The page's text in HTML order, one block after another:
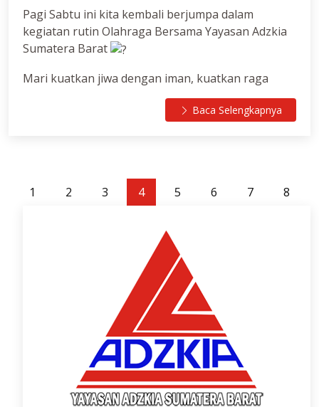
Pagi Sabtu ini kita kembali berjumpa dalam
kegiatan rutin Olahraga Bersama Yayasan Adzkia
Sumatera Barat
Mari kuatkan jiwa dengan iman, kuatkan raga
Sabtu, 6 Desember 2025
Lapangan Kampus dan Basket Yayasan Adzkia
Sumatera Barat
Info lebih lanjut & update seputar SPMB
spmb.adzkiasumbar.or.id
Call Center: +62 821-7827-7979
Baca Selengkapnya
1 2 3 4 5 6 7 8